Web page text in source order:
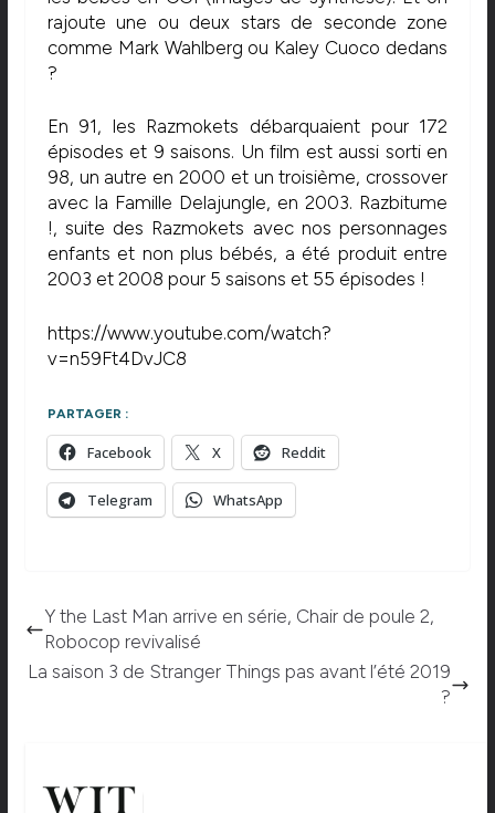
rajoute une ou deux stars de seconde zone
comme Mark Wahlberg ou Kaley Cuoco dedans
?
En 91, les Razmokets débarquaient pour 172
épisodes et 9 saisons. Un film est aussi sorti en
98, un autre en 2000 et un troisième, crossover
avec la Famille Delajungle, en 2003. Razbitume
!, suite des Razmokets avec nos personnages
enfants et non plus bébés, a été produit entre
2003 et 2008 pour 5 saisons et 55 épisodes !
https://www.youtube.com/watch?
v=n59Ft4DvJC8
PARTAGER :
Facebook X Reddit
Telegram WhatsApp
Y the Last Man arrive en série, Chair de poule 2,
Robocop revivalisé
La saison 3 de Stranger Things pas avant l’été 2019
?